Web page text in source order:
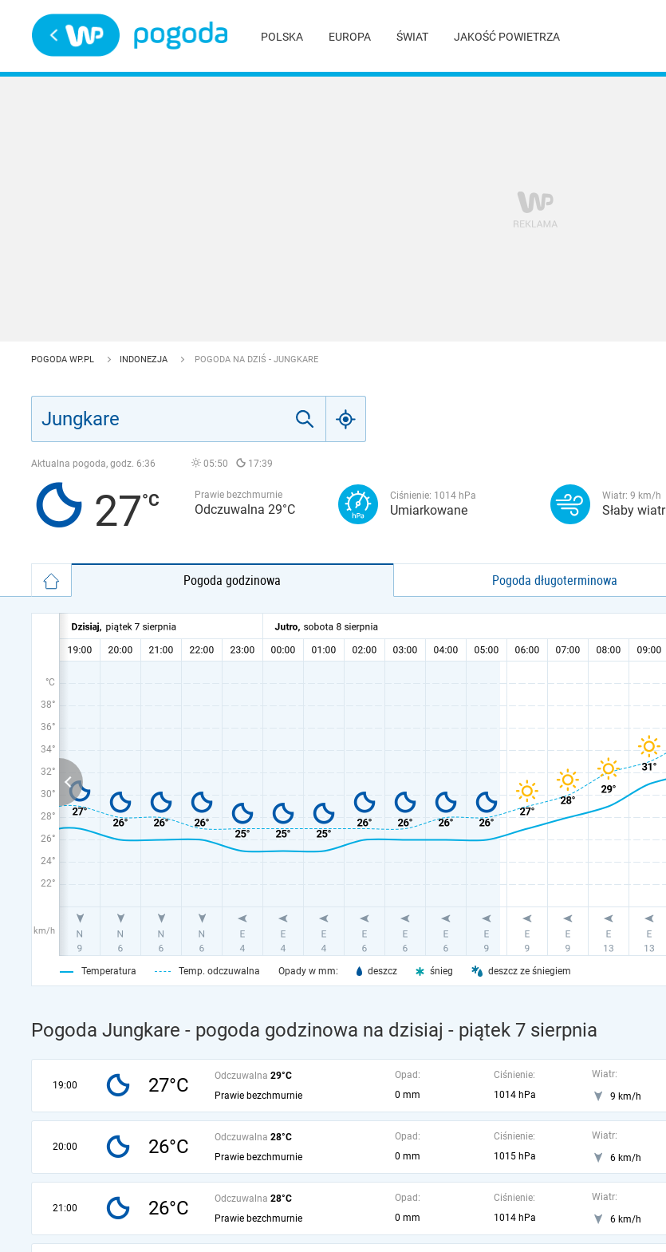
POLSKA EUROPA ŚWIAT JAKOŚĆ POWIETRZA
POGODA WP.PL INDONEZJA POGODA NA DZIŚ - JUNGKARE
Aktualna pogoda, godz. 6:36 05:50 17:39
27 Prawie bezchmurnie
Odczuwalna 29°C
Ciśnienie: 1014 hPa
Umiarkowane
Wiatr: 9 km/h
Słaby wiatr
Pogoda godzinowa Pogoda długoterminowa
°C
38°
36°
34°
32°
30°
28°
26°
24°
22°
km/h
Temperatura Temp. odczuwalna Opady w mm: deszcz śnieg deszcz ze śniegiem
Pogoda Jungkare - pogoda godzinowa na dzisiaj - piątek 7 sierpnia
19:00 27°C Odczuwalna 29°C
Prawie bezchmurnie
Opad:
0 mm
Ciśnienie:
1014 hPa
Wiatr:
9 km/h
20:00 26°C Odczuwalna 28°C
Prawie bezchmurnie
Opad:
0 mm
Ciśnienie:
1015 hPa
Wiatr:
6 km/h
21:00 26°C Odczuwalna 28°C
Prawie bezchmurnie
Opad:
0 mm
Ciśnienie:
1014 hPa
Wiatr:
6 km/h